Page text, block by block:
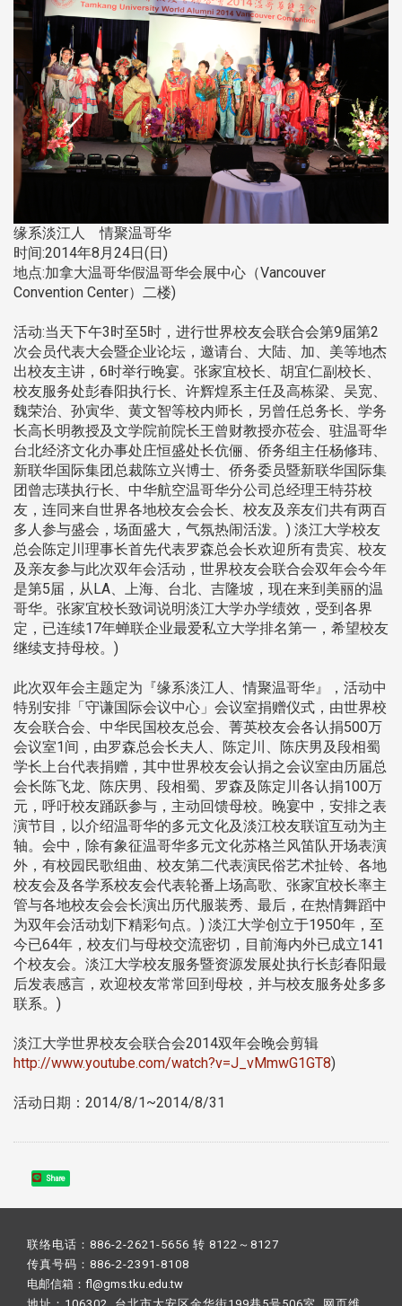
缘系淡江人 情聚温哥华
时间:2014年8月24日(日)
地点:加拿大温哥华假温哥华会展中心（Vancouver
Convention Center）二楼)
活动:当天下午3时至5时，进行世界校友会联合会第9届第2
次会员代表大会暨企业论坛，邀请台、大陆、加、美等地杰
出校友主讲，6时举行晚宴。张家宜校长、胡宜仁副校长、
校友服务处彭春阳执行长、许辉煌系主任及高栋梁、吴宽、
魏荣治、孙寅华、黄文智等校内师长，另曾任总务长、学务
长高长明教授及文学院前院长王曾财教授亦莅会、驻温哥华
台北经济文化办事处庄恒盛处长伉俪、侨务组主任杨修玮、
新联华国际集团总裁陈立兴博士、侨务委员暨新联华国际集
团曾志瑛执行长、中华航空温哥华分公司总经理王特芬校
友，连同来自世界各地校友会会长、校友及亲友们共有两百
多人参与盛会，场面盛大，气氛热闹活泼。) 淡江大学校友
总会陈定川理事长首先代表罗森总会长欢迎所有贵宾、校友
及亲友参与此次双年会活动，世界校友会联合会双年会今年
是第5届，从LA、上海、台北、吉隆坡，现在来到美丽的温
哥华。张家宜校长致词说明淡江大学办学绩效，受到各界
定，已连续17年蝉联企业最爱私立大学排名第一，希望校友
继续支持母校。)
此次双年会主题定为『缘系淡江人、情聚温哥华』，活动中
特别安排「守谦国际会议中心」会议室捐赠仪式，由世界校
友会联合会、中华民国校友总会、菁英校友会各认捐500万
会议室1间，由罗森总会长夫人、陈定川、陈庆男及段相蜀
学长上台代表捐赠，其中世界校友会认捐之会议室由历届总
会长陈飞龙、陈庆男、段相蜀、罗森及陈定川各认捐100万
元，呼吁校友踊跃参与，主动回馈母校。晚宴中，安排之表
演节目，以介绍温哥华的多元文化及淡江校友联谊互动为主
轴。会中，除有象征温哥华多元文化苏格兰风笛队开场表演
外，有校园民歌组曲、校友第二代表演民俗艺术扯铃、各地
校友会及各学系校友会代表轮番上场高歌、张家宜校长率主
管与各地校友会会长演出历代服装秀、最后，在热情舞蹈中
为双年会活动划下精彩句点。) 淡江大学创立于1950年，至
今已64年，校友们与母校交流密切，目前海内外已成立141
个校友会。淡江大学校友服务暨资源发展处执行长彭春阳最
后发表感言，欢迎校友常常回到母校，并与校友服务处多多
联系。)
淡江大学世界校友会联合会2014双年会晚会剪辑
http://www.youtube.com/watch?v=J_vMmwG1GT8)
活动日期：2014/8/1~2014/8/31
Share
联络电话：886-2-2621-5656 转 8122～8127
传真号码：886-2-2391-8108
电邮信箱：fl@gms.tku.edu.tw